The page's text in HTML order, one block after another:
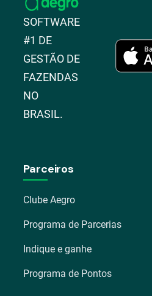
SOFTWARE
#1 DE
GESTÃO DE
FAZENDAS
NO
BRASIL.
Parceiros
Clube Aegro
Programa de Parcerias
Indique e ganhe
Programa de Pontos